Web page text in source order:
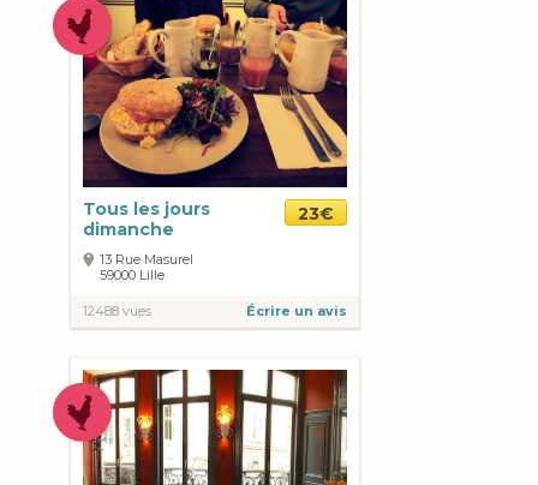
Tous les jours
dimanche
23€
13 Rue Masurel
59000 Lille
12488 vues Écrire un avis